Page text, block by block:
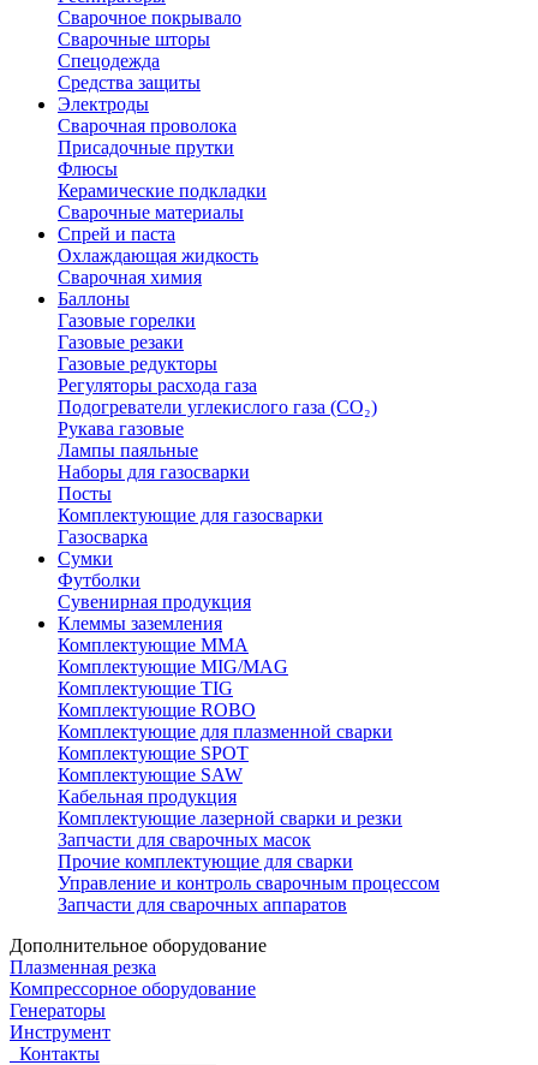
Сварочное покрывало
Сварочные шторы
Спецодежда
Средства защиты
Электроды
Сварочная проволока
Присадочные прутки
Флюсы
Керамические подкладки
Сварочные материалы
Спрей и паста
Охлаждающая жидкость
Сварочная химия
Баллоны
Газовые горелки
Газовые резаки
Газовые редукторы
Регуляторы расхода газа
Подогреватели углекислого газа (CO₂)
Рукава газовые
Лампы паяльные
Наборы для газосварки
Посты
Комплектующие для газосварки
Газосварка
Сумки
Футболки
Сувенирная продукция
Клеммы заземления
Комплектующие ММА
Комплектующие MIG/MAG
Комплектующие TIG
Комплектующие ROBO
Комплектующие для плазменной сварки
Комплектующие SPOT
Комплектующие SAW
Кабельная продукция
Комплектующие лазерной сварки и резки
Запчасти для сварочных масок
Прочие комплектующие для сварки
Управление и контроль сварочным процессом
Запчасти для сварочных аппаратов
Дополнительное оборудование
Плазменная резка
Компрессорное оборудование
Генераторы
Инструмент
Контакты